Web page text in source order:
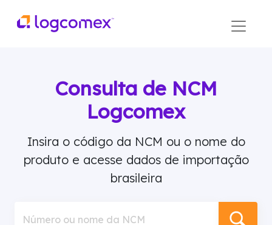
Consulta de NCM
Logcomex
Insira o código da NCM ou o nome do
produto e acesse dados de importação
brasileira
Número ou nome da NCM